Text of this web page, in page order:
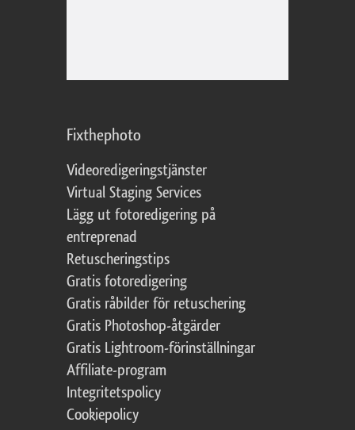
Fixthephoto
Videoredigeringstjänster
Virtual Staging Services
Lägg ut fotoredigering på
entreprenad
Retuscheringstips
Gratis fotoredigering
Gratis råbilder för retuschering
Gratis Photoshop-åtgärder
Gratis Lightroom-förinställningar
Affiliate-program
Integritetspolicy
Cookiepolicy